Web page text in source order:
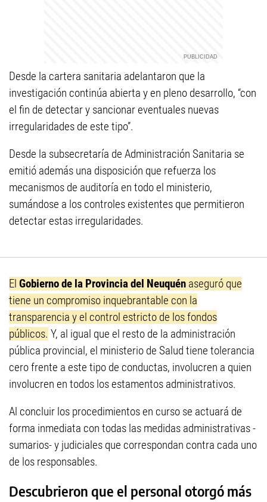
Desde la cartera sanitaria adelantaron que la
investigación continúa abierta y en pleno desarrollo, “con
el fin de detectar y sancionar eventuales nuevas
irregularidades de este tipo”.
Desde la subsecretaría de Administración Sanitaria se
emitió además una disposición que refuerza los
mecanismos de auditoría en todo el ministerio,
sumándose a los controles existentes que permitieron
detectar estas irregularidades.
El Gobierno de la Provincia del Neuquén aseguró que
tiene un compromiso inquebrantable con la
transparencia y el control estricto de los fondos
públicos. Y, al igual que el resto de la administración
pública provincial, el ministerio de Salud tiene tolerancia
cero frente a este tipo de conductas, involucren a quien
involucren en todos los estamentos administrativos.
Al concluir los procedimientos en curso se actuará de
forma inmediata con todas las medidas administrativas -
sumarios- y judiciales que correspondan contra cada uno
de los responsables.
Descubrieron que el personal otorgó más